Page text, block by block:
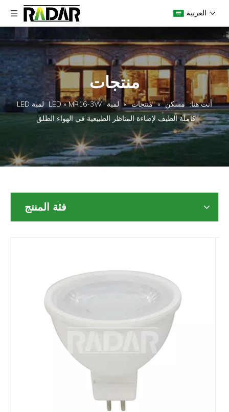
العربية
منتجات
أنت هنا: مسكن » منتجات » لمبة LED »
MR16-3W لمبة LED
كاملة الطيف لإضاءة المناظر الطبيعية في الهواء الطلق
فئة المنتج